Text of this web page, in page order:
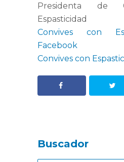
Presidenta de
Espasticidad
Convives con
Facebook
Convives con
Buscador